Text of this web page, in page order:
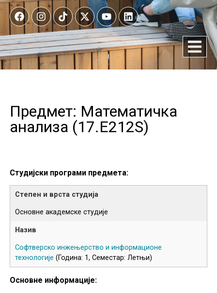
Предмет: Математичка
анализа (17.E212S)
Студијски програми предмета:
Основне академске студије
Софтверско инжењерство и информационе
технологије (Година: 1, Семестар: Летњи)
Основне информације: